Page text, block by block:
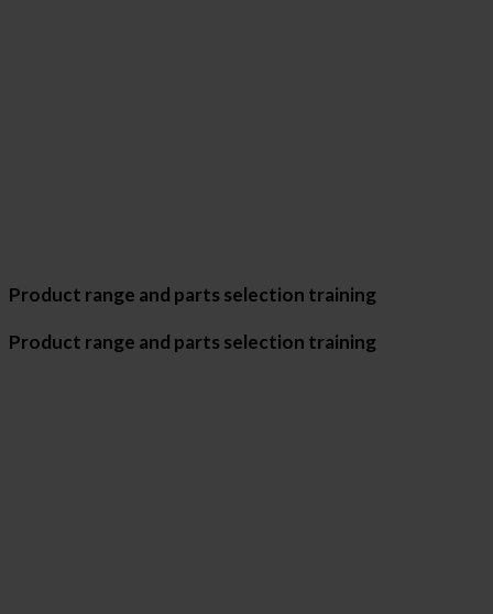
Product range and parts selection training
Product range and parts selection training